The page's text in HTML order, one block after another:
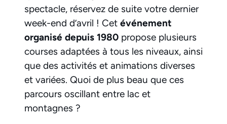
spectacle, réservez de suite votre dernier
week-end d’avril ! Cet événement
organisé depuis 1980 propose plusieurs
courses adaptées à tous les niveaux, ainsi
que des activités et animations diverses
et variées. Quoi de plus beau que ces
parcours oscillant entre lac et
montagnes ?